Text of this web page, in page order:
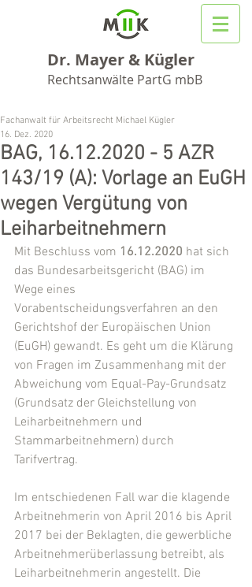
Dr. Mayer & Kügler
Rechtsanwälte PartG mbB
BAG, 16.12.2020 - 5 AZR
143/19 (A): Vorlage an EuGH
wegen Vergütung von
Leiharbeitnehmern
Fachanwalt für Arbeitsrecht Michael Kügler
16. Dez. 2020
Mit Beschluss vom 16.12.2020 hat sich
das Bundesarbeitsgericht (BAG) im
Wege eines
Vorabentscheidungsverfahren an den
Gerichtshof der Europäischen Union
(EuGH) gewandt. Es geht um die Klärung
von Fragen im Zusammenhang mit der
Abweichung vom Equal-Pay-Grundsatz
(Grundsatz der Gleichstellung von
Leiharbeitnehmern und
Stammarbeitnehmern) durch
Tarifvertrag.
Im entschiedenen Fall war die klagende
Arbeitnehmerin von April 2016 bis April
2017 bei der Beklagten, die gewerbliche
Arbeitnehmerüberlassung betreibt, als
Leiharbeitnehmerin angestellt. Die